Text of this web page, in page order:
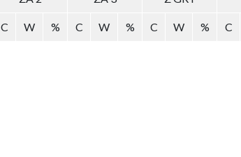
C
W % C W % C W % C